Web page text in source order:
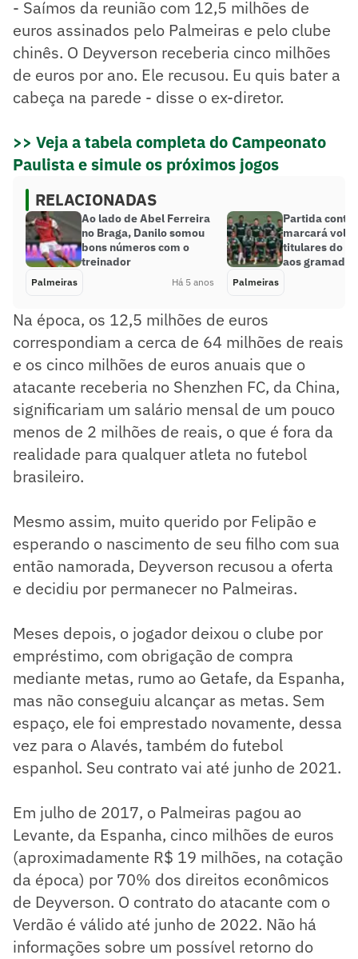
- Saímos da reunião com 12,5 milhões de
euros assinados pelo Palmeiras e pelo clube
chinês. O Deyverson receberia cinco milhões
de euros por ano. Ele recusou. Eu quis bater a
cabeça na parede - disse o ex-diretor.
>> Veja a tabela completa do Campeonato
Paulista e simule os próximos jogos
RELACIONADAS
Ao lado de Abel Ferreira
no Braga, Danilo somou
bons números com o
treinador
Palmeiras Há 5 anos
Partida
marcará
titulares do
aos gramados
Palmeiras
Na época, os 12,5 milhões de euros
correspondiam a cerca de 64 milhões de reais
e os cinco milhões de euros anuais que o
atacante receberia no Shenzhen FC, da China,
significariam um salário mensal de um pouco
menos de 2 milhões de reais, o que é fora da
realidade para qualquer atleta no futebol
brasileiro.
Mesmo assim, muito querido por Felipão e
esperando o nascimento de seu filho com sua
então namorada, Deyverson recusou a oferta
e decidiu por permanecer no Palmeiras.
Meses depois, o jogador deixou o clube por
empréstimo, com obrigação de compra
mediante metas, rumo ao Getafe, da Espanha,
mas não conseguiu alcançar as metas. Sem
espaço, ele foi emprestado novamente, dessa
vez para o Alavés, também do futebol
espanhol. Seu contrato vai até junho de 2021.
Em julho de 2017, o Palmeiras pagou ao
Levante, da Espanha, cinco milhões de euros
(aproximadamente R$ 19 milhões, na cotação
da época) por 70% dos direitos econômicos
de Deyverson. O contrato do atacante com o
Verdão é válido até junho de 2022. Não há
informações sobre um possível retorno do